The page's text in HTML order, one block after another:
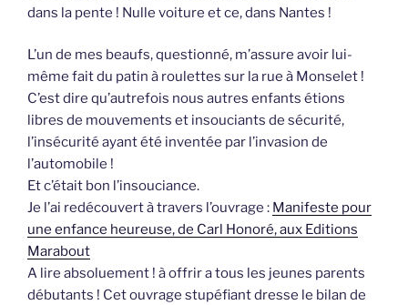
dans la pente ! Nulle voiture et ce, dans Nantes !
L’un de mes beaufs, questionné, m’assure avoir lui-
même fait du patin à roulettes sur la rue à Monselet !
C’est dire qu’autrefois nous autres enfants étions
libres de mouvements et insouciants de sécurité,
l’insécurité ayant été inventée par l’invasion de
l’automobile !
Et c’était bon l’insouciance.
Je l’ai redécouvert à travers l’ouvrage : Manifeste pour
une enfance heureuse, de Carl Honoré, aux Editions
Marabout
A lire absoluement ! à offrir a tous les jeunes parents
débutants ! Cet ouvrage stupéfiant dresse le bilan de